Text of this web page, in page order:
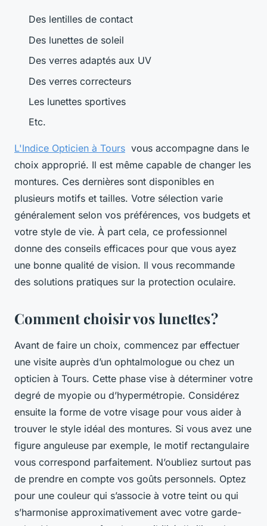
Des lentilles de contact
Des lunettes de soleil
Des verres adaptés aux UV
Des verres correcteurs
Les lunettes sportives
Etc.
L'Indice Opticien à Tours vous accompagne dans le
choix approprié. Il est même capable de changer les
montures. Ces dernières sont disponibles en
plusieurs motifs et tailles. Votre sélection varie
généralement selon vos préférences, vos budgets et
votre style de vie. À part cela, ce professionnel
donne des conseils efficaces pour que vous ayez
une bonne qualité de vision. Il vous recommande
des solutions pratiques sur la protection oculaire.
Comment choisir vos lunettes ?
Avant de faire un choix, commencez par effectuer
une visite auprès d’un ophtalmologue ou chez un
opticien à Tours. Cette phase vise à déterminer votre
degré de myopie ou d’hypermétropie. Considérez
ensuite la forme de votre visage pour vous aider à
trouver le style idéal des montures. Si vous avez une
figure anguleuse par exemple, le motif rectangulaire
vous correspond parfaitement. N’oubliez surtout pas
de prendre en compte vos goûts personnels. Optez
pour une couleur qui s’associe à votre teint ou qui
s’harmonise approximativement avec votre garde-